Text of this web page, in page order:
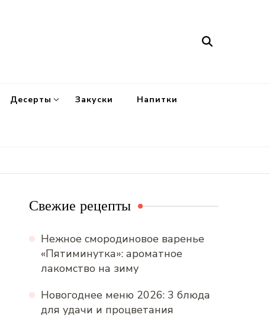
Десерты Закуски Напитки
Свежие рецепты
Нежное смородиновое варенье
«Пятиминутка»: ароматное
лакомство на зиму
Новогоднее меню 2026: 3 блюда
для удачи и процветания